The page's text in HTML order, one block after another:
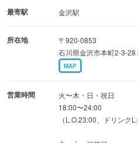
ワイン好きなスタッフが選ん
最大着席65名様、立食80名様
結婚式の二次会や歓迎会など
っております。
最寄駅 金沢駅
所在地
〒920-0853
石川県金沢市本町2-3-28
MAP
営業時間
火〜木・日・祝日
18:00〜24:00
（L.O.23:00、ドリンク